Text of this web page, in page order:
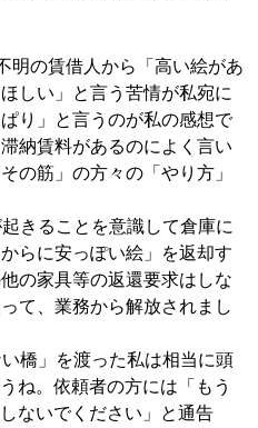
の賃借人から「高い絵があ
しい」と言う苦情が私宛に
り」と言うのが私の感想で
納賃料があるのによく言い
の筋」の方々の「やり方」
きることを意識して倉庫に
らに安っぽい絵」を返却す
の家具等の返還要求はしな
て、業務から解放されまし
橋」を渡った私は相当に頭
ね。依頼者の方には「もう
ないでください」と通告